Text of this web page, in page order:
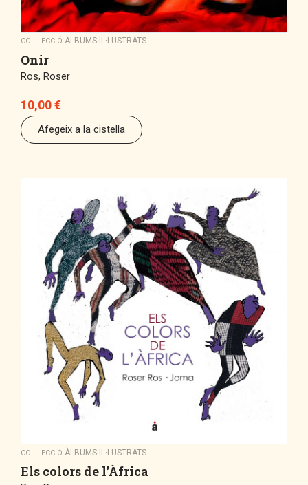
COL·LECCIÓ ÀLBUMS IL·LUSTRATS
Onir
Ros, Roser
10,00€
Afegeix a la cistella
COL·LECCIÓ ÀLBUMS IL·LUSTRATS
Els colors de l’Àfrica